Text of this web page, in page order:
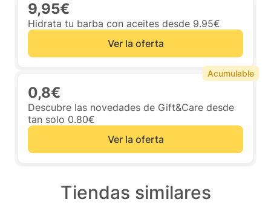
9,95€
Hidrata tu barba con aceites desde 9.95€
Ver la oferta
0,8€
Descubre las novedades de Gift&Care desde
tan solo 0.80€
Ver la oferta
Acumulable
Tiendas similares